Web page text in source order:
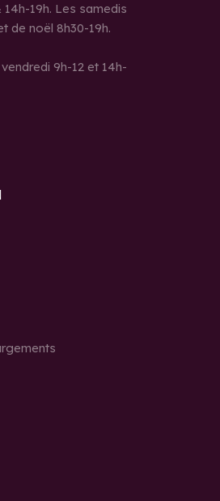
14h-19h. Les samedis
de noël 8h30-19h.
9h-12 et 14h-